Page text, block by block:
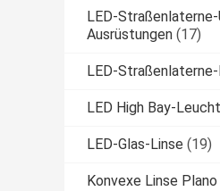
LED-
Ausrüstungen (17)
LED-
LED High Bay-
LED-Glas-Linse (19)
Konvexe Linse Plano